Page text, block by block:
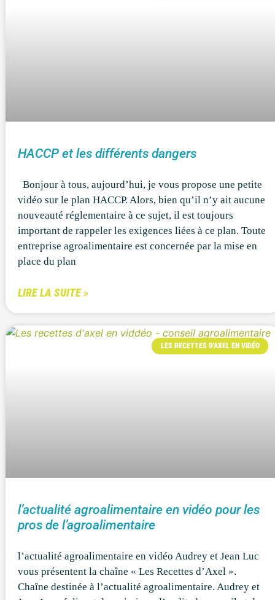
HACCP et les différents dangers
Bonjour à tous, aujourd’hui, je vous propose une petite
vidéo sur le plan HACCP. Alors, bien qu’il n’y ait aucune
nouveauté réglementaire à ce sujet, il est toujours
important de rappeler les exigences liées à ce plan. Toute
entreprise agroalimentaire est concernée par la mise en
place du plan
LIRE LA SUITE »
LES RECETTES D'AXEL EN VIDÉO
l’actualité agroalimentaire en vidéo pour les
pros de l’agroalimentaire
l’actualité agroalimentaire en vidéo Audrey et Jean Luc
vous présentent la chaîne « Les Recettes d’Axel ».
Chaîne destinée à l’actualité agroalimentaire. Audrey et